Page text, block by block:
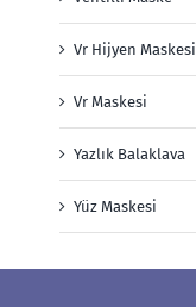
Vr Hijyen Maskesi
Vr Maskesi
Yazlık Balaklava
Yüz Maskesi